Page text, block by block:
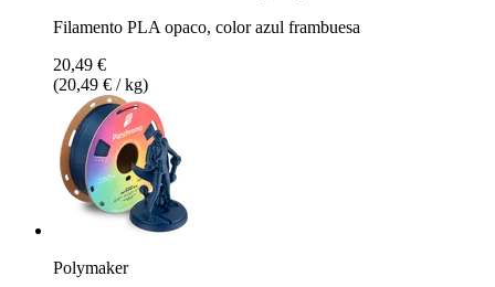
Filamento PLA opaco, color azul frambuesa
20,49 €
(20,49 € / kg)
Polymaker